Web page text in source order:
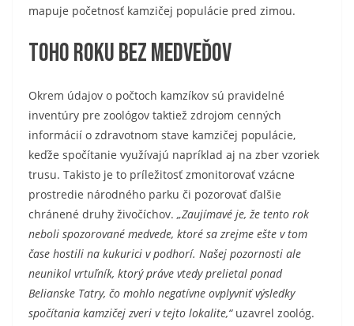
mapuje početnosť kamzičej populácie pred zimou.
Toho roku bez medveďov
Okrem údajov o počtoch kamzíkov sú pravidelné
inventúry pre zoológov taktiež zdrojom cenných
informácií o zdravotnom stave kamzičej populácie,
keďže spočítanie využívajú napríklad aj na zber vzoriek
trusu. Takisto je to príležitosť zmonitorovať vzácne
prostredie národného parku či pozorovať ďalšie
chránené druhy živočíchov. „Zaujímavé je, že tento rok
neboli spozorované medvede, ktoré sa zrejme ešte v tom
čase hostili na kukurici v podhorí. Našej pozornosti ale
neunikol vrtuľník, ktorý práve vtedy prelietal ponad
Belianske Tatry, čo mohlo negatívne ovplyvniť výsledky
spočítania kamzičej zveri v tejto lokalite,“ uzavrel zoológ.